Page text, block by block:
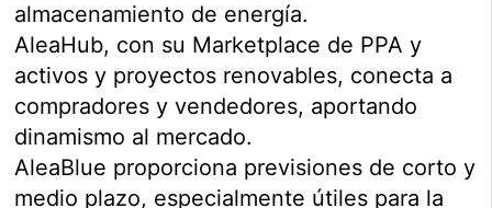
almacenamiento de energía.
AleaHub, con su Marketplace de PPA y
activos y proyectos renovables, conecta a
compradores y vendedores, aportando
dinamismo al mercado.
AleaBlue proporciona previsiones de corto y
medio plazo, especialmente útiles para la